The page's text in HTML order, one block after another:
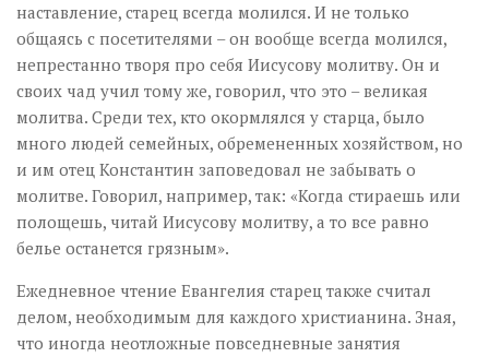
наставление, старец всегда молился. И не только
общаясь с посетителями – он вообще всегда молился,
непрестанно творя про себя Иисусову молитву. Он и
своих чад учил тому же, говорил, что это – великая
молитва. Среди тех, кто окормлялся у старца, было
много людей семейных, обремененных хозяйством, но
и им отец Константин заповедовал не забывать о
молитве. Говорил, например, так: «Когда стираешь или
полощешь, читай Иисусову молитву, а то все равно
белье останется грязным».
Ежедневное чтение Евангелия старец также считал
делом, необходимым для каждого христианина. Зная,
что иногда неотложные повседневные занятия